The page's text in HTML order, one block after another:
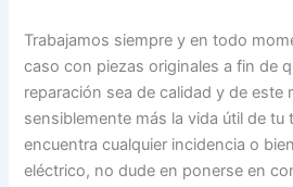
Trabajamos siempre y en todo
caso con piezas originales a fin de
reparación sea de calidad y de este
sensiblemente más la vida útil de tu
encuentra cualquier incidencia o
eléctrico, no dude en ponerse en